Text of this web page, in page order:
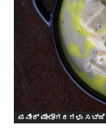
ಪನೀರ್ ಮೇಲೋಗರಗಳು ಸಬ್ಜಿ